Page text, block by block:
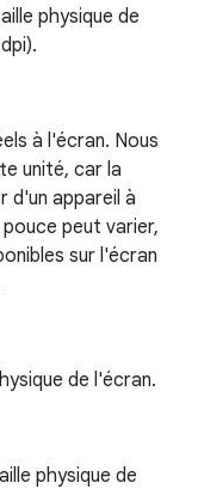
physique de
à l'écran. Nous
unité, car la
d'un appareil à
peut varier,
sur l'écran
de l'écran.
physique de